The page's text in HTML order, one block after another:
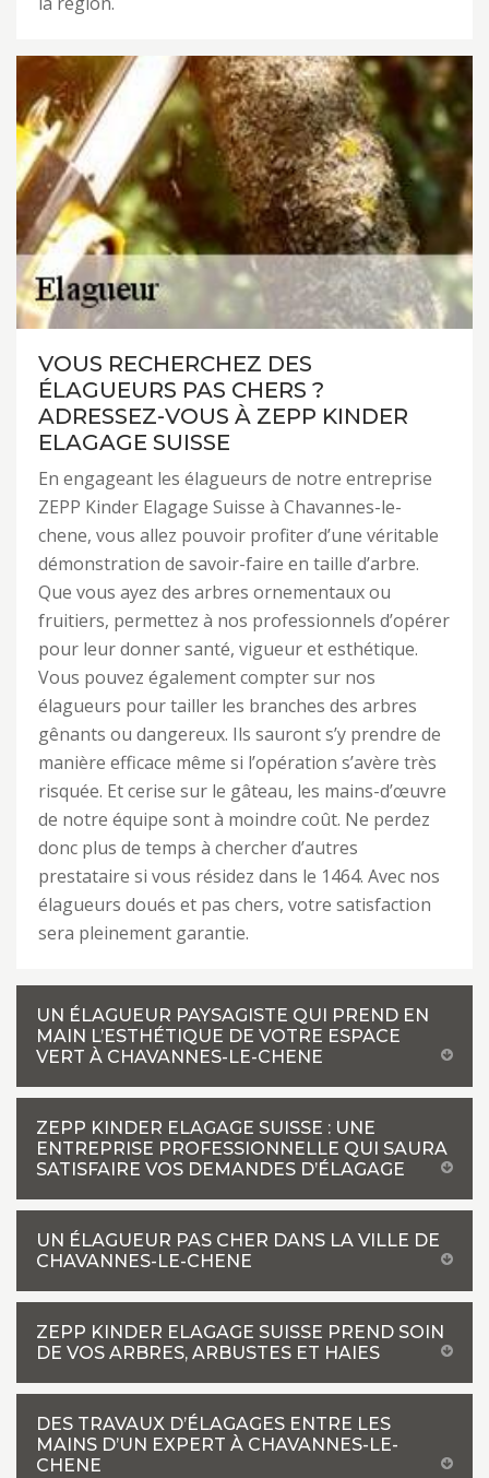
VOUS RECHERCHEZ DES
ÉLAGUEURS PAS CHERS ?
ADRESSEZ-VOUS À ZEPP KINDER
ELAGAGE SUISSE
En engageant les élagueurs de notre entreprise
ZEPP Kinder Elagage Suisse à Chavannes-le-
chene, vous allez pouvoir profiter d’une véritable
démonstration de savoir-faire en taille d’arbre.
Que vous ayez des arbres ornementaux ou
fruitiers, permettez à nos professionnels d’opérer
pour leur donner santé, vigueur et esthétique.
Vous pouvez également compter sur nos
élagueurs pour tailler les branches des arbres
gênants ou dangereux. Ils sauront s’y prendre de
manière efficace même si l’opération s’avère très
risquée. Et cerise sur le gâteau, les mains-d’œuvre
de notre équipe sont à moindre coût. Ne perdez
donc plus de temps à chercher d’autres
prestataire si vous résidez dans le 1464. Avec nos
élagueurs doués et pas chers, votre satisfaction
sera pleinement garantie.
UN ÉLAGUEUR PAYSAGISTE QUI PREND EN
MAIN L’ESTHÉTIQUE DE VOTRE ESPACE
VERT À CHAVANNES-LE-CHENE
ZEPP KINDER ELAGAGE SUISSE : UNE
ENTREPRISE PROFESSIONNELLE QUI SAURA
SATISFAIRE VOS DEMANDES D’ÉLAGAGE
UN ÉLAGUEUR PAS CHER DANS LA VILLE DE
CHAVANNES-LE-CHENE
ZEPP KINDER ELAGAGE SUISSE PREND SOIN
DE VOS ARBRES, ARBUSTES ET HAIES
DES TRAVAUX D’ÉLAGAGES ENTRE LES
MAINS D’UN EXPERT À CHAVANNES-LE-
CHENE